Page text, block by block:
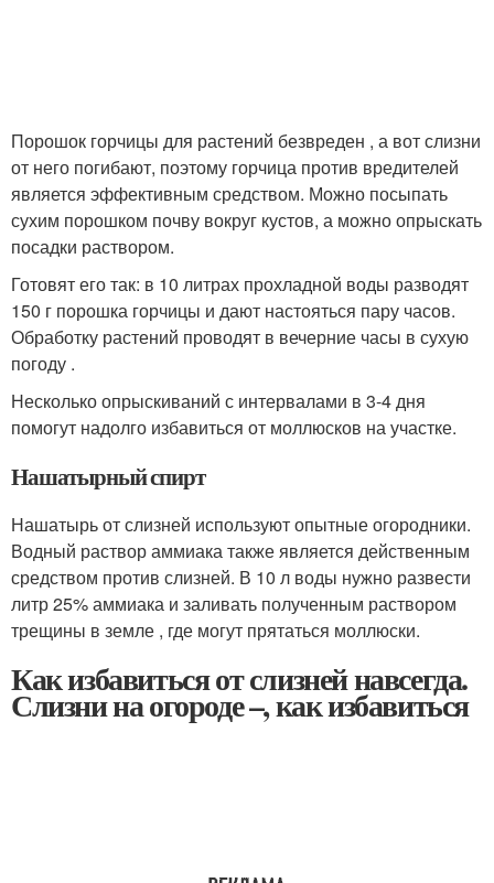
Порошок горчицы для растений безвреден , а вот слизни
от него погибают, поэтому горчица против вредителей
является эффективным средством. Можно посыпать
сухим порошком почву вокруг кустов, а можно опрыскать
посадки раствором.
Готовят его так: в 10 литрах прохладной воды разводят
150 г порошка горчицы и дают настояться пару часов.
Обработку растений проводят в вечерние часы в сухую
погоду .
Несколько опрыскиваний с интервалами в 3-4 дня
помогут надолго избавиться от моллюсков на участке.
Нашатырный спирт
Нашатырь от слизней используют опытные огородники.
Водный раствор аммиака также является действенным
средством против слизней. В 10 л воды нужно развести
литр 25% аммиака и заливать полученным раствором
трещины в земле , где могут прятаться моллюски.
Как избавиться от слизней навсегда.
Слизни на огороде –, как избавиться